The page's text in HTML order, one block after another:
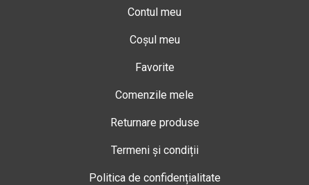
Contul meu
Coșul meu
Favorite
Comenzile mele
Returnare produse
Termeni și condiții
Politica de confidențialitate